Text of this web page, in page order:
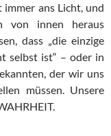
ans Licht, und
von innen heraus
dass „die einzige
selbst ist“ – oder in
der wir uns
müssen. Unsere